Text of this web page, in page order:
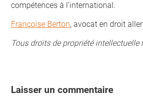
compétences à l’international.
Françoise Berton, avocat en droit
Tous droits de propriété intellectuelle
Laisser un commentaire